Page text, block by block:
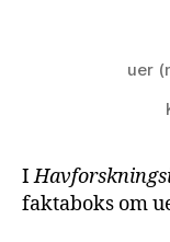
uer
I
faktaboks om